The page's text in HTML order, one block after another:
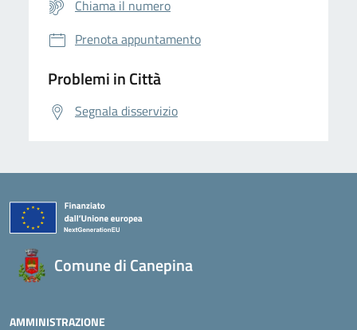
Chiama il numero
Prenota appuntamento
Problemi in Città
Segnala disservizio
Comune di Canepina
AMMINISTRAZIONE